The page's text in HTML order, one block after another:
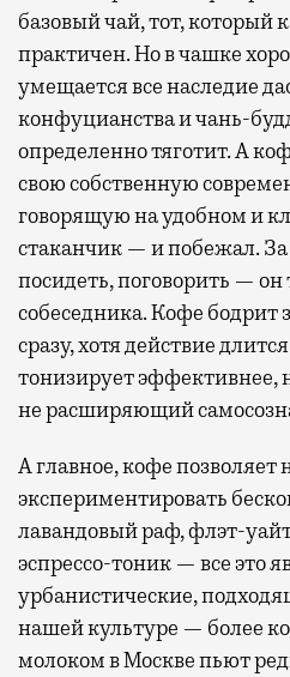
базовый чай, тот, который
практичен. Но в чашке
умещается все наследие
конфуцианства и чань-
определенно тяготит. А
свою собственную
говорящую на удобном и
стаканчик — и побежал.
посидеть, поговорить —
собеседника. Кофе бодрит
сразу, хотя действие
тонизирует эффективнее,
не расширяющий
А главное, кофе позволяет
экспериментировать
лавандовый раф, флэт-
эспрессо-тоник — все это
урбанистические,
нашей культуре — более
молоком в Москве пьют